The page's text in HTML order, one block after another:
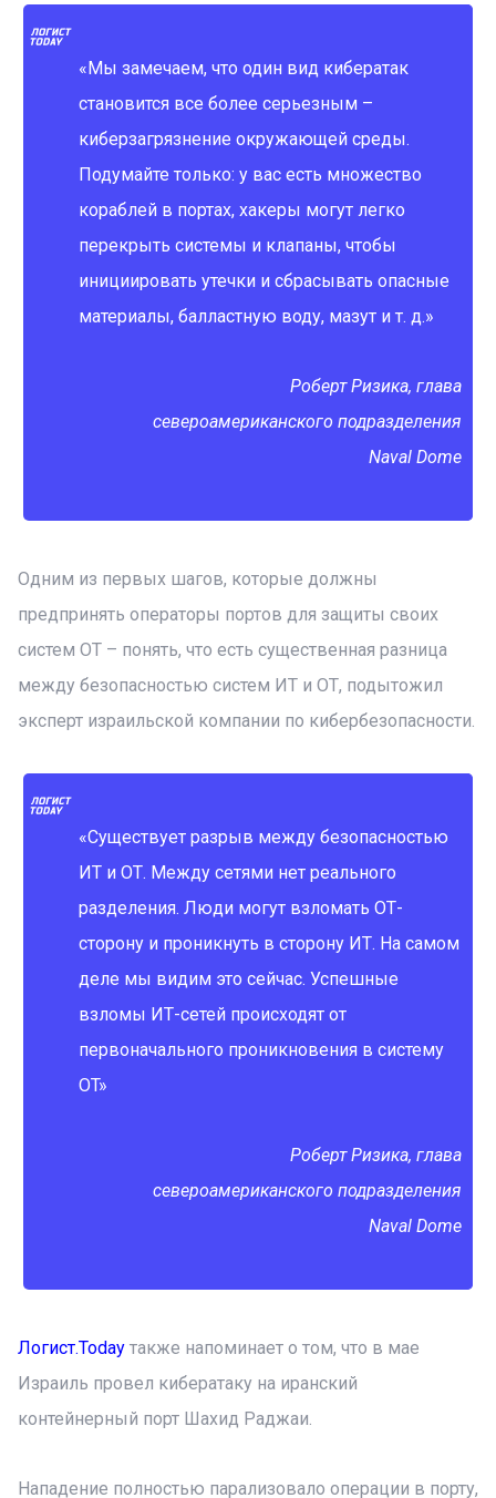
«Мы замечаем, что один вид кибератак
становится все более серьезным –
киберзагрязнение окружающей среды.
Подумайте только: у вас есть множество
кораблей в портах, хакеры могут легко
перекрыть системы и клапаны, чтобы
инициировать утечки и сбрасывать опасные
материалы, балластную воду, мазут и т. д.»
Роберт Ризика, глава
североамериканского подразделения
Naval Dome
Одним из первых шагов, которые должны
предпринять операторы портов для защиты своих
систем OT – понять, что есть существенная разница
между безопасностью систем ИТ и ОТ, подытожил
эксперт израильской компании по кибербезопасности.
«Существует разрыв между безопасностью
ИТ и ОТ. Между сетями нет реального
разделения. Люди могут взломать ОТ-
сторону и проникнуть в сторону ИТ. На самом
деле мы видим это сейчас. Успешные
взломы ИТ-сетей происходят от
первоначального проникновения в систему
OT»
Роберт Ризика, глава
североамериканского подразделения
Naval Dome
Логист.Today также напоминает о том, что в мае
Израиль провел кибератаку на иранский
контейнерный порт Шахид Раджаи.
Нападение полностью парализовало операции в порту,